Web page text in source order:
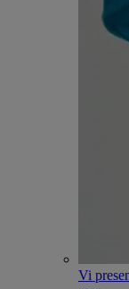
Vi